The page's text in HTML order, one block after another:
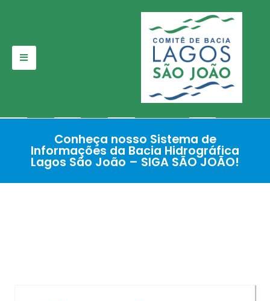
para
Conheça nosso Sistema de
Informações da Bacia Hidrográfica
Lagos São João – SIGA SÃO JOÃO!